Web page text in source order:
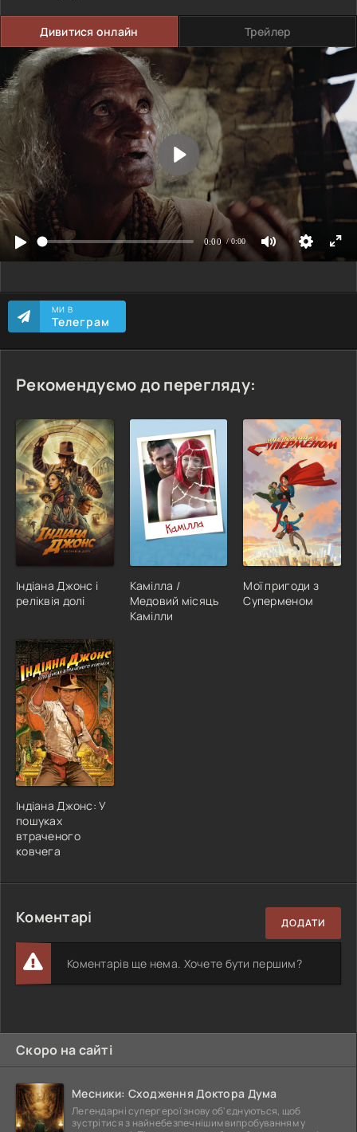
Дивитися онлайн Трейлер
МИ В
Телеграм
Рекомендуємо до перегляду:
Індіана Джонс і
реліквія долі
Камілла /
Медовий місяць
Камілли
Мої пригоди з
Суперменом
Індіана Джонс: У
пошуках
втраченого
ковчега
Коментарі ДОДАТИ
Коментарів ще нема. Хочете бути першим?
Скоро на сайті
Месники: Сходження Доктора Дума
Легендарні супергерої знову об'єднуються, щоб
зустрітися з найнебезпечнішим випробуванням у